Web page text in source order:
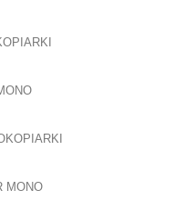
MONO